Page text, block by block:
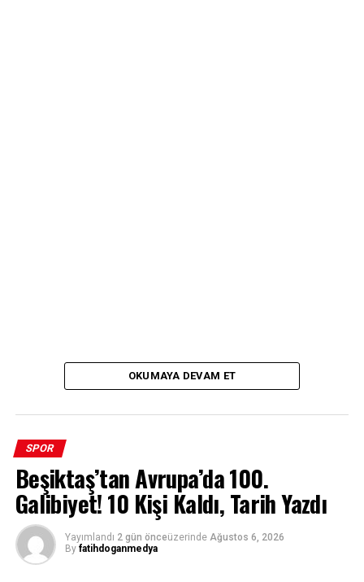
OKUMAYA DEVAM ET
SPOR
Beşiktaş’tan Avrupa’da 100.
Galibiyet! 10 Kişi Kaldı, Tarih Yazdı
Yayımlandı 2 gün önceüzerinde Ağustos 6, 2026
By fatihdoganmedya